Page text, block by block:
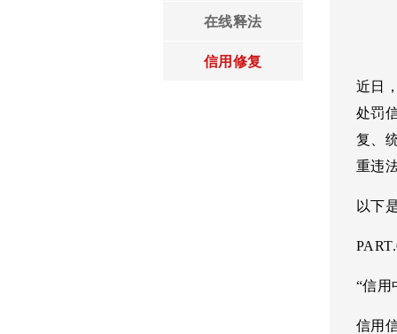
在线释法
信用修复
近日
处罚
复、
重违
以下
“信用
信用